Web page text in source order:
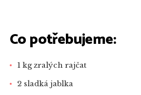
Co potřebujeme:
1 kg zralých rajčat
2 sladká jablka